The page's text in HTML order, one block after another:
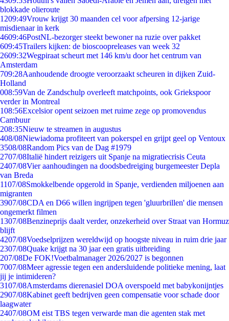
blokkade olieroute
1209:49Vrouw krijgt 30 maanden cel voor afpersing 12-jarige
misdienaar in kerk
4609:46PostNL-bezorger steekt bewoner na ruzie over pakket
609:45Trailers kijken: de bioscoopreleases van week 32
2609:32Wegpiraat scheurt met 146 km/u door het centrum van
Amsterdam
709:28Aanhoudende droogte veroorzaakt scheuren in dijken Zuid-
Holland
008:59Van de Zandschulp overleeft matchpoints, ook Griekspoor
verder in Montreal
108:56Excelsior opent seizoen met ruime zege op promovendus
Cambuur
208:35Nieuw te streamen in augustus
408/08Niewiadoma profiteert van pokerspel en grijpt geel op Ventoux
3508/08Random Pics van de Dag #1979
2707/08Italië hindert reizigers uit Spanje na migratiecrisis Ceuta
2407/08Vier aanhoudingen na doodsbedreiging burgemeester Depla
van Breda
1107/08Smokkelbende opgerold in Spanje, verdienden miljoenen aan
migranten
3907/08CDA en D66 willen ingrijpen tegen 'gluurbrillen' die mensen
ongemerkt filmen
1307/08Benzineprijs daalt verder, onzekerheid over Straat van Hormuz
blijft
4207/08Voedselprijzen wereldwijd op hoogste niveau in ruim drie jaar
2307/08Quake krijgt na 30 jaar een gratis uitbreiding
207/08De FOK!Voetbalmanager 2026/2027 is begonnen
7007/08Meer agressie tegen een andersluidende politieke mening, laat
jij je intimideren?
3107/08Amsterdams dierenasiel DOA overspoeld met babykonijntjes
2907/08Kabinet geeft bedrijven geen compensatie voor schade door
laagwater
2407/08OM eist TBS tegen verwarde man die agenten stak met